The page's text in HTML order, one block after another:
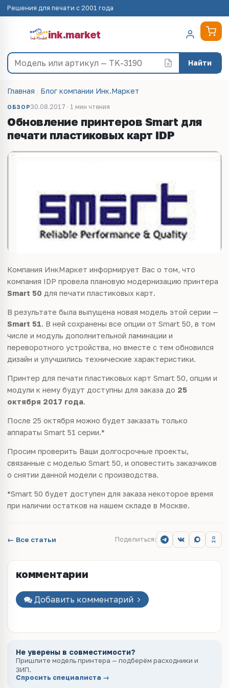
Решения для печати с 2001 года
ink.market
Найти
Главная Блог компании Инк.Маркет
ОБЗОР30.08.2017 · 1 мин чтения
Обновление принтеров Smart для
печати пластиковых карт IDP
Компания ИнкМаркет информирует Вас о том, что
компания IDP провела плановую модернизацию принтера
Smart 50 для печати пластиковых карт.
В результате была выпущена новая модель этой серии —
Smart 51. В ней сохранены все опции от Smart 50, в том
числе и модуль дополнительной ламинации и
переворотного устройства, но вместе с тем обновился
дизайн и улучшились технические характеристики.
Принтер для печати пластиковых карт Smart 50, опции и
модули к нему будут доступны для заказа до 25
октября 2017 года.
После 25 октября можно будет заказать только
аппараты Smart 51 серии.*
Просим проверить Ваши долгосрочные проекты,
связанные с моделью Smart 50, и оповестить заказчиков
о снятии данной модели с производства.
*Smart 50 будет доступен для заказа некоторое время
при наличии остатков на нашем складе в Москве.
← Все статьи Поделиться:
комментарии
Добавить комментарий
Не уверены в совместимости?
Пришлите модель принтера — подберём расходники и
ЗИП.
Спросить специалиста →